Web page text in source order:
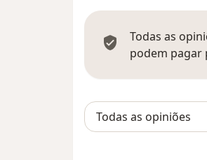
Todas as
podem pagar